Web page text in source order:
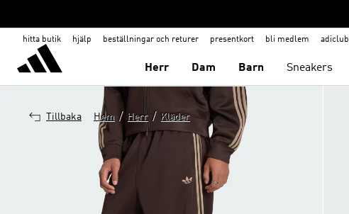
hitta butik hjälp beställningar och returer presentkort bli medlem adiclub
Herr Dam Barn Sneakers
Tillbaka Hem / Herr / Kläder